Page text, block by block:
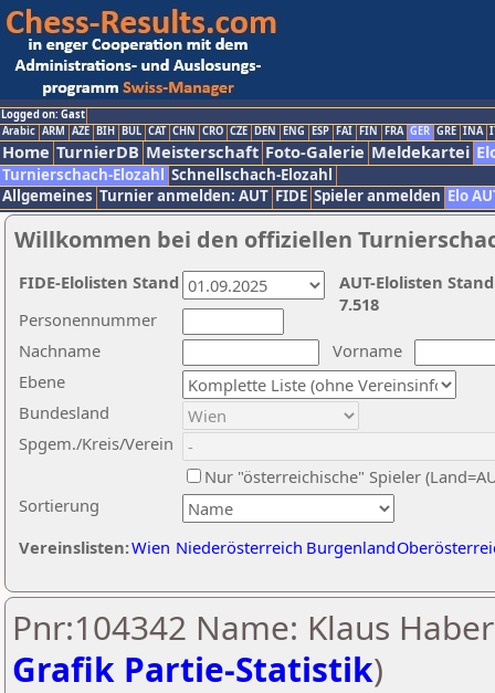
Logged on: Gast
Arabic ARM AZE BIH BUL CAT CHN CRO CZE DEN ENG ESP FAI FIN FRA GER GRE INA
Home TurnierDB Meisterschaft Foto-Galerie Meldekartei
Turnierschach-Elozahl Schnellschach-Elozahl
Allgemeines Turnier anmelden: AUT FIDE Spieler anmelden Elo
Willkommen bei den offiziellen
Nachname
Vorname
Ebene
Sortierung
Personennummer
Bundesland
Spgem./Kreis/Verein
Nur "österreichische" Spieler
Vereinslisten:Wien Niederösterreich Burgenland
AUT-Elolisten
7.518
FIDE-Elolisten Stand
Pnr:104342 Name: Klaus
Grafik Partie-Statistik)